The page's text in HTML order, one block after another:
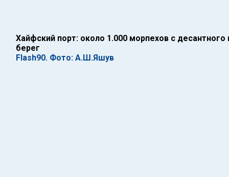
Хайфский порт: около 1.000 морпехов с
берег
Flash90. Фото: А.Ш.Яшув